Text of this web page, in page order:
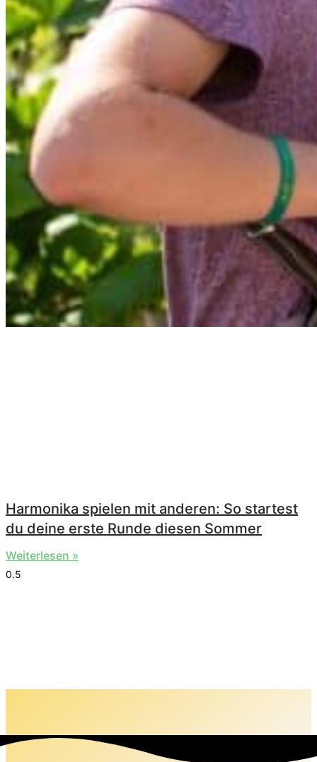
Harmonika spielen mit anderen: So startest
du deine erste Runde diesen Sommer
Weiterlesen »